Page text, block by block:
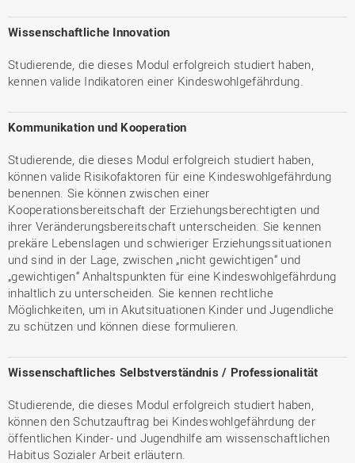
Wissenschaftliche Innovation
Studierende, die dieses Modul erfolgreich studiert haben,
kennen valide Indikatoren einer Kindeswohlgefährdung.
Kommunikation und Kooperation
Studierende, die dieses Modul erfolgreich studiert haben,
können valide Risikofaktoren für eine Kindeswohlgefährdung
benennen. Sie können zwischen einer
Kooperationsbereitschaft der Erziehungsberechtigten und
ihrer Veränderungsbereitschaft unterscheiden. Sie kennen
prekäre Lebenslagen und schwieriger Erziehungssituationen
und sind in der Lage, zwischen „nicht gewichtigen“ und
„gewichtigen“ Anhaltspunkten für eine Kindeswohlgefährdung
inhaltlich zu unterscheiden. Sie kennen rechtliche
Möglichkeiten, um in Akutsituationen Kinder und Jugendliche
zu schützen und können diese formulieren.
Wissenschaftliches Selbstverständnis / Professionalität
Studierende, die dieses Modul erfolgreich studiert haben,
können den Schutzauftrag bei Kindeswohlgefährdung der
öffentlichen Kinder- und Jugendhilfe am wissenschaftlichen
Habitus Sozialer Arbeit erläutern.